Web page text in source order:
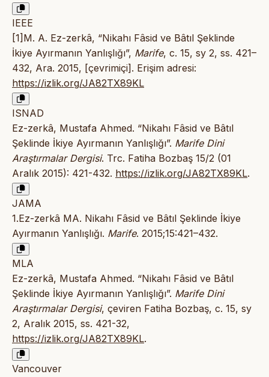
IEEE
[1]M. A. Ez-zerkâ, “Nikahı Fâsid ve Bâtıl Şeklinde
İkiye Ayırmanın Yanlışlığı”, Marife, c. 15, sy 2, ss. 421–
432, Ara. 2015, [çevrimiçi]. Erişim adresi:
https://izlik.org/JA82TX89KL
ISNAD
Ez-zerkâ, Mustafa Ahmed. “Nikahı Fâsid ve Bâtıl
Şeklinde İkiye Ayırmanın Yanlışlığı”. Marife Dini
Araştırmalar Dergisi. Trc. Fatiha Bozbaş 15/2 (01
Aralık 2015): 421-432. https://izlik.org/JA82TX89KL.
JAMA
1.Ez-zerkâ MA. Nikahı Fâsid ve Bâtıl Şeklinde İkiye
Ayırmanın Yanlışlığı. Marife. 2015;15:421–432.
MLA
Ez-zerkâ, Mustafa Ahmed. “Nikahı Fâsid ve Bâtıl
Şeklinde İkiye Ayırmanın Yanlışlığı”. Marife Dini
Araştırmalar Dergisi, çeviren Fatiha Bozbaş, c. 15, sy
2, Aralık 2015, ss. 421-32,
https://izlik.org/JA82TX89KL.
Vancouver